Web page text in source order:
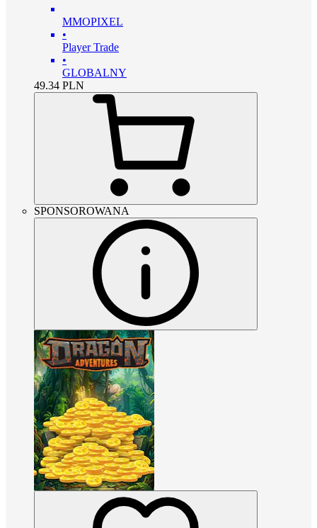
MMOPIXEL
•
Player Trade
•
GLOBALNY
49.34 PLN
SPONSOROWANA